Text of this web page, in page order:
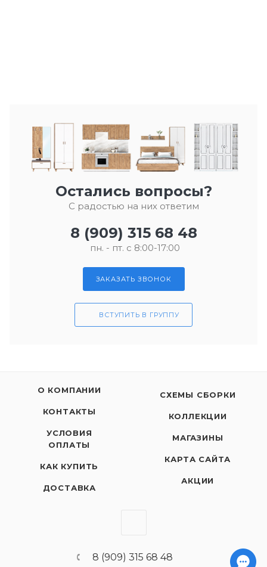
Остались вопросы?
С радостью на них ответим
8 (909) 315 68 48
пн. - пт. с 8:00-17:00
ЗАКАЗАТЬ ЗВОНОК
ВСТУПИТЬ В ГРУППУ
О КОМПАНИИ
КОНТАКТЫ
УСЛОВИЯ
ОПЛАТЫ
КАК КУПИТЬ
ДОСТАВКА
СХЕМЫ СБОРКИ
КОЛЛЕКЦИИ
МАГАЗИНЫ
КАРТА САЙТА
АКЦИИ
8 (909) 315 68 48